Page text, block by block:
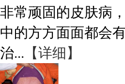
非常顽固的皮肤病
中的方方面面都会
治... 【详细】